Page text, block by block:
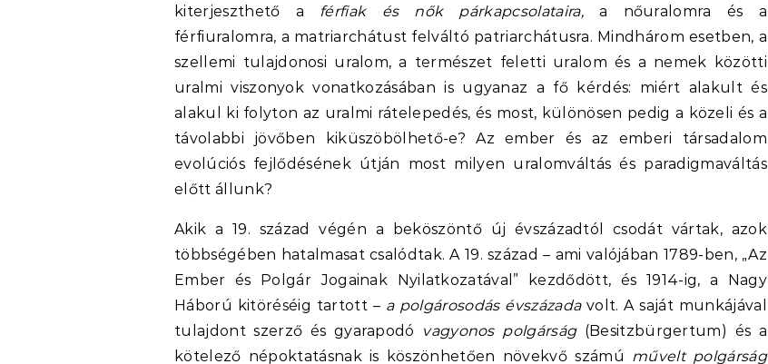
kiterjeszthető a férfiak és nők párkapcsolataira,a nőuralomra és a
férfiuralomra, a matriarchátust felváltó patriarchátusra. Mindhárom esetben, a
szellemi tulajdonosi uralom, a természet feletti uralom és a nemek közötti
uralmi viszonyok vonatkozásában is ugyanaz a fő kérdés: miért alakult és
alakul ki folyton az uralmi rátelepedés, és most, különösen pedig a közeli és a
távolabbi jövőben kiküszöbölhető-e? Az ember és az emberi társadalom
evolúciós fejlődésének útján most milyen uralomváltás és paradigmaváltás
előtt állunk?
Akik a 19. század végén a beköszöntő új évszázadtól csodát vártak, azok
többségében hatalmasat csalódtak. A 19. század – ami valójában 1789-ben, „Az
Ember és Polgár Jogainak Nyilatkozatával” kezdődött, és 1914-ig, a Nagy
Háború kitöréséig tartott – a polgárosodás évszázadavolt. A saját munkájával
tulajdont szerző és gyarapodó vagyonos polgárság (Besitzbürgertum) és a
kötelező népoktatásnak is köszönhetően növekvő számú művelt polgárság